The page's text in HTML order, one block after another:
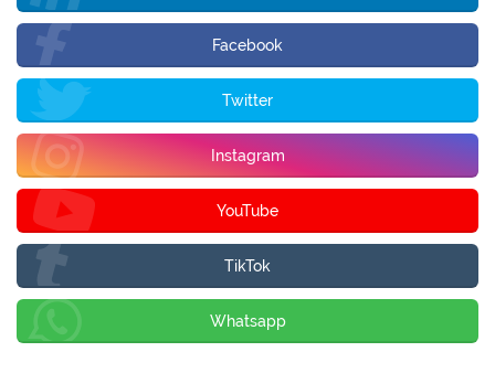
Facebook
Twitter
Instagram
YouTube
TikTok
Whatsapp